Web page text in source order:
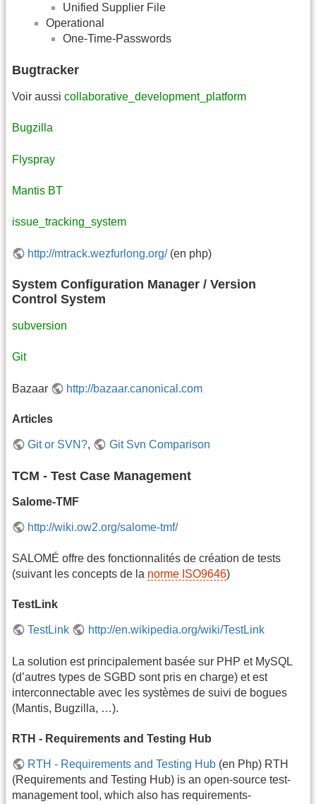
Unified Supplier File
Operational
One-Time-Passwords
Bugtracker
Voir aussi collaborative_development_platform
Bugzilla
Flyspray
Mantis BT
issue_tracking_system
http://mtrack.wezfurlong.org/(en php)
System Configuration Manager / Version
Control System
subversion
Git
Bazaar http://bazaar.canonical.com
Articles
Git or SVN?, Git Svn Comparison
TCM - Test Case Management
Salome-TMF
http://wiki.ow2.org/salome-tmf/
SALOMÉ offre des fonctionnalités de création de tests
(suivant les concepts de la norme ISO9646)
TestLink
TestLink http://en.wikipedia.org/wiki/TestLink
La solution est principalement basée sur PHP et MySQL
(d’autres types de SGBD sont pris en charge) et est
interconnectable avec les systèmes de suivi de bogues
(Mantis, Bugzilla, …).
RTH - Requirements and Testing Hub
RTH - Requirements and Testing Hub (en Php) RTH
(Requirements and Testing Hub) is an open-source test-
management tool, which also has requirements-